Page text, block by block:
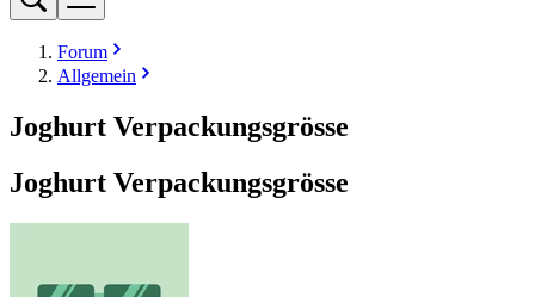
Forum
Allgemein
Joghurt Verpackungsgrösse
Joghurt Verpackungsgrösse